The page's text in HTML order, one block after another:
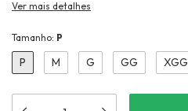
Ver mais detalhes
Tamanho: P
P M G GG XGG